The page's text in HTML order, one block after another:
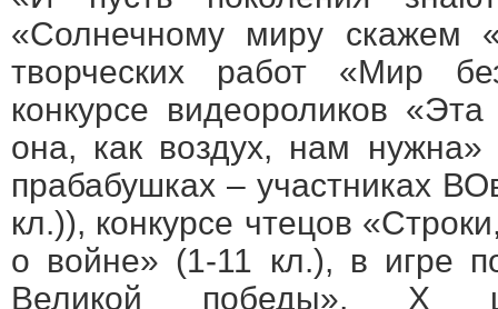
«Солнечному миру скажем
творческих работ «Мир
конкурсе видеороликов
она, как воздух, нам нужна»
прабабушках – участниках
кл.)), конкурсе чтецов
о войне» (1-11 кл.), в игре
Великой победы», Х